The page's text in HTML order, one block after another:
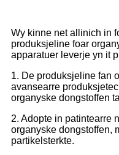
Wy kinne net allinich in
produksjeline foar
apparatuer leverje yn it
1. De produksjeline fan
avansearre
organyske dongstoffen
2. Adopte in patintearre
organyske dongstoffen,
partikelsterkte.